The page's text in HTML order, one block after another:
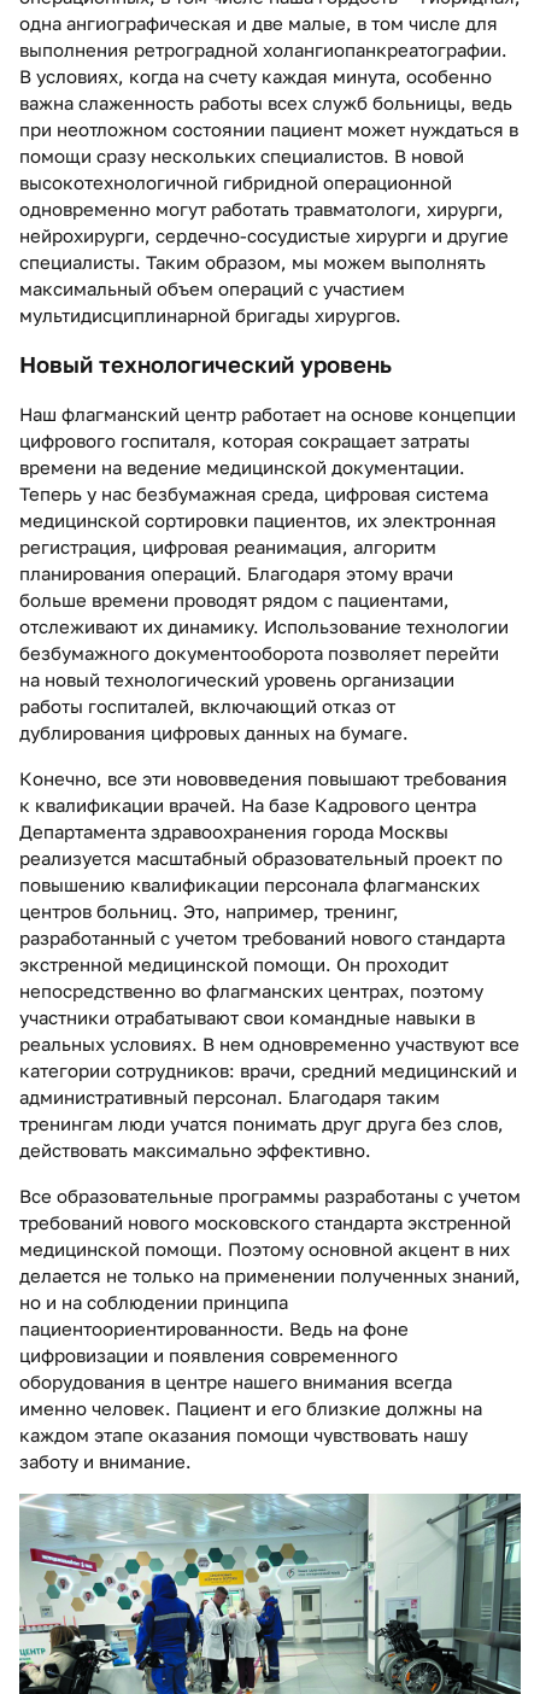
одна ангиографическая и две малые, в том числе для
выполнения ретроградной холангиопанкреатографии.
В условиях, когда на счету каждая минута, особенно
важна слаженность работы всех служб больницы, ведь
при неотложном состоянии пациент может нуждаться в
помощи сразу нескольких специалистов. В новой
высокотехнологичной гибридной операционной
одновременно могут работать травматологи, хирурги,
нейрохирурги, сердечно-сосудистые хирурги и другие
специалисты. Таким образом, мы можем выполнять
максимальный объем операций с участием
мультидисциплинарной бригады хирургов.
Новый технологический уровень
Наш флагманский центр работает на основе концепции
цифрового госпиталя, которая сокращает затраты
времени на ведение медицинской документации.
Теперь у нас безбумажная среда, цифровая система
медицинской сортировки пациентов, их электронная
регистрация, цифровая реанимация, алгоритм
планирования операций. Благодаря этому врачи
больше времени проводят рядом с пациентами,
отслеживают их динамику. Использование технологии
безбумажного документооборота позволяет перейти
на новый технологический уровень организации
работы госпиталей, включающий отказ от
дублирования цифровых данных на бумаге.
Конечно, все эти нововведения повышают требования
к квалификации врачей. На базе Кадрового центра
Департамента здравоохранения города Москвы
реализуется масштабный образовательный проект по
повышению квалификации персонала флагманских
центров больниц. Это, например, тренинг,
разработанный с учетом требований нового стандарта
экстренной медицинской помощи. Он проходит
непосредственно во флагманских центрах, поэтому
участники отрабатывают свои командные навыки в
реальных условиях. В нем одновременно участвуют все
категории сотрудников: врачи, средний медицинский и
административный персонал. Благодаря таким
тренингам люди учатся понимать друг друга без слов,
действовать максимально эффективно.
Все образовательные программы разработаны с учетом
требований нового московского стандарта экстренной
медицинской помощи. Поэтому основной акцент в них
делается не только на применении полученных знаний,
но и на соблюдении принципа
пациентоориентированности. Ведь на фоне
цифровизации и появления современного
оборудования в центре нашего внимания всегда
именно человек. Пациент и его близкие должны на
каждом этапе оказания помощи чувствовать нашу
заботу и внимание.